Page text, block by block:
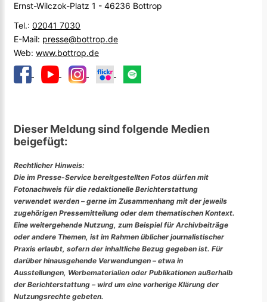
Ernst-Wilczok-Platz 1 - 46236 Bottrop
Tel.: 02041 7030
E-Mail: presse@bottrop.de
Web: www.bottrop.de
Dieser Meldung sind folgende Medien
beigefügt:
Rechtlicher Hinweis:
Die im Presse-Service bereitgestellten Fotos dürfen mit
Fotonachweis für die redaktionelle Berichterstattung
verwendet werden – gerne im Zusammenhang mit der jeweils
zugehörigen Pressemitteilung oder dem thematischen Kontext.
Eine weitergehende Nutzung, zum Beispiel für Archivbeiträge
oder andere Themen, ist im Rahmen üblicher journalistischer
Praxis erlaubt, sofern der inhaltliche Bezug gegeben ist. Für
darüber hinausgehende Verwendungen – etwa in
Ausstellungen, Werbematerialien oder Publikationen außerhalb
der Berichterstattung – wird um eine vorherige Klärung der
Nutzungsrechte gebeten.